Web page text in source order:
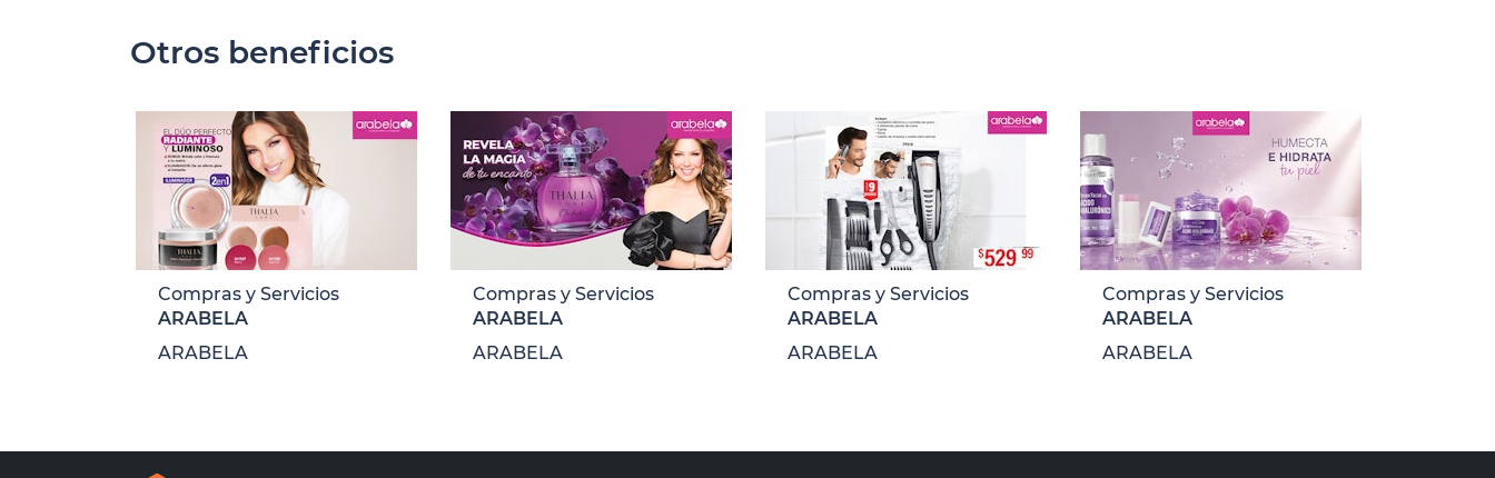
Otros beneficios
Compras y Servicios
ARABELA
ARABELA
Compras y Servicios
ARABELA
ARABELA
Compras y Servicios
ARABELA
ARABELA
Compras y Servicios
ARABELA
ARABELA